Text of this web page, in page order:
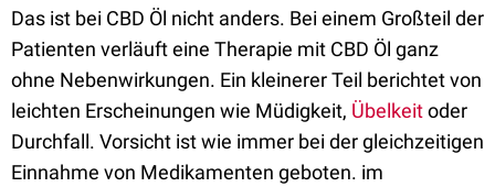
Das ist bei CBD Öl nicht anders. Bei einem Großteil der
Patienten verläuft eine Therapie mit CBD Öl ganz
ohne Nebenwirkungen. Ein kleinerer Teil berichtet von
leichten Erscheinungen wie Müdigkeit, Übelkeitoder
Durchfall. Vorsicht ist wie immer bei der gleichzeitigen
Einnahme von Medikamenten geboten. im